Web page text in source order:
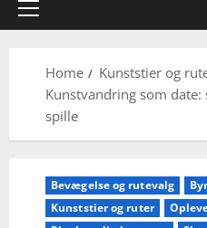
Primary
Home
Kunststier og
Kunstvandring som
spille
Bevægelse og rutevalg
Kunststier og ruter